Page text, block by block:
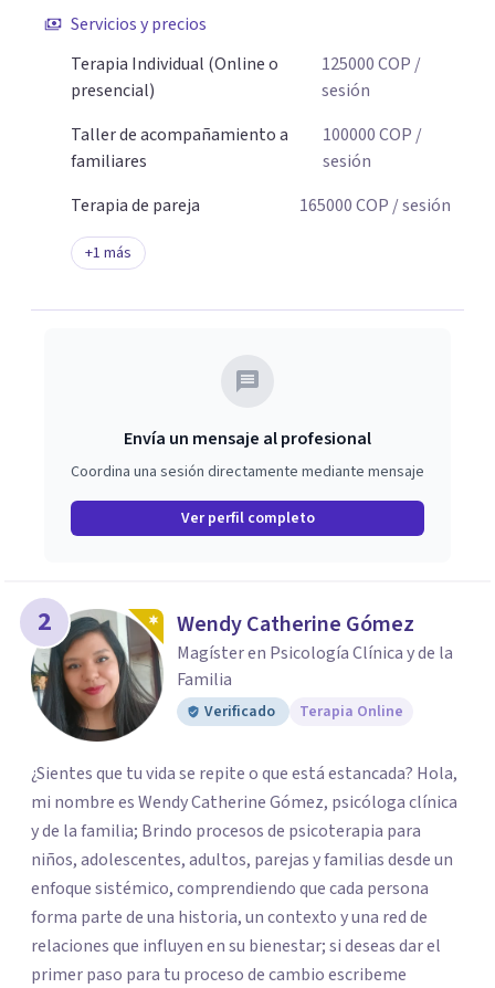
Servicios y precios
Terapia Individual (Online o
presencial)
125000COP /
sesión
Taller de acompañamiento a
familiares
100000COP /
sesión
Terapia de pareja
165000COP / sesión
+1 más
Envía un mensaje al profesional
Coordina una sesión directamente mediante mensaje
Ver perfil completo
2 Wendy Catherine Gómez
Magíster en Psicología Clínica y de la
Familia
Verificado Terapia Online
¿Sientes que tu vida se repite o que está estancada? Hola,
mi nombre es Wendy Catherine Gómez, psicóloga clínica
y de la familia; Brindo procesos de psicoterapia para
niños, adolescentes, adultos, parejas y familias desde un
enfoque sistémico, comprendiendo que cada persona
forma parte de una historia, un contexto y una red de
relaciones que influyen en su bienestar; si deseas dar el
primer paso para tu proceso de cambio escribeme